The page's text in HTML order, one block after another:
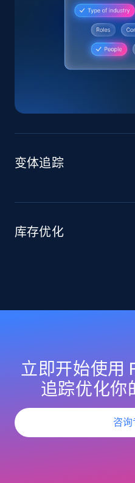
Sku, Product id, Product
355+
Home Depot US -
Sku, Product id, Product
Sku, Product id, Product
2.1K+ 355+
Home Depot US -
specified UPC
变体追踪
库存优化
立即开始使用
追踪优化你
咨